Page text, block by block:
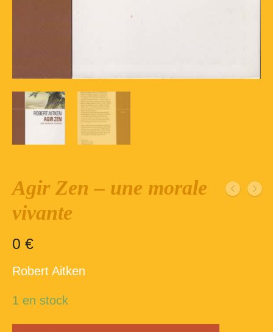
Répertoire du fonds de la Bibliothèque –
Répertoire des ouvrages Jeunesse
Agir Zen – une morale
vivante
0 €
Robert Aitken
1 en stock